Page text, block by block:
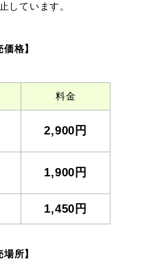
しています。
価格】
料金
2,900円
1,900円
1,450円
場所】